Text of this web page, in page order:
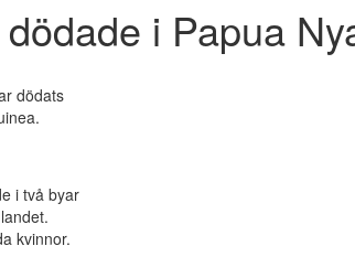
i Papua
dödats
i två byar
kvinnor.